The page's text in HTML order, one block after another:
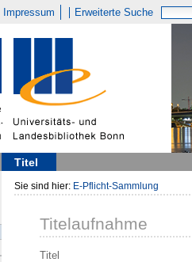
Impressum Erweiterte Suche
Titel
Sie sind hier: E-Pflicht-Sammlung
Titelaufnahme
Titel